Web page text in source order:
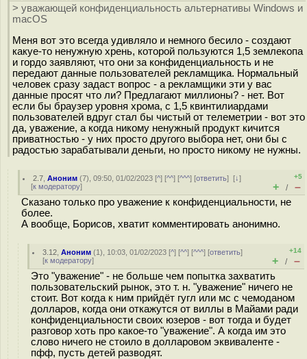
> уважающей конфиденциальность альтернативы Windows и
macOS
Меня вот это всегда удивляло и немного бесило - создают
какуе-то ненужную хрень, которой пользуются 1,5 землекопа
и гордо заявляют, что они за конфиденциальность и не
передают данные пользователей рекламщика. Нормальный
человек сразу задаст вопрос - а рекламщики эти у вас
данные просят что ли? Предлагают миллионы? - нет. Вот
если бы браузер уровня хрома, с 1,5 квинтилиардами
пользователей вдруг стал бы чистый от телеметрии - вот это
да, уважение, а когда никому ненужный продукт кичится
приватностью - у них просто другого выбора нет, они бы с
радостью зарабатывали деньги, но просто никому не нужны.
2.7 ,Аноним (7), 09:50, 01/02/2023 [^] [^^] [^^^] [ответить][↓]
[к модератору]
+5
+ / –
Сказано только про уважение к конфиденциальности, не
более.
А вообще, Борисов, хватит комментировать анонимно.
3.12 ,Аноним (1), 10:03, 01/02/2023 [^] [^^] [^^^] [ответить]
[к модератору]
+14
+ / –
Это "уважение" - не больше чем попытка захватить
пользовательский рынок, это т. н. "уважение" ничего не
стоит. Вот когда к ним прийдёт гугл или мс с чемоданом
долларов, когда они откажутся от виллы в Майами ради
конфиденциальности своих юзеров - вот тогда и будет
разговор хоть про какое-то "уважение". А когда им это
слово ничего не стоило в долларовом эквиваленте -
пфф, пусть детей разводят.